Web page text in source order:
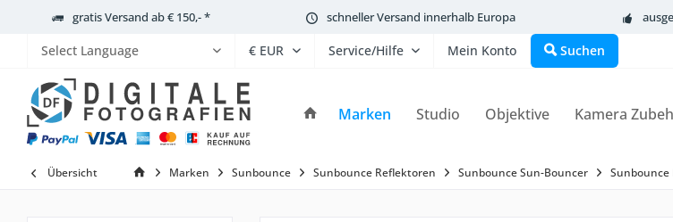
gratis Versand ab € 150,- * schneller Versand innerhalb Europa
Powered by
Service/Hilfe Mein Konto Suchen
Marken Studio Objektive Kamera
Übersicht Marken Sunbounce Sunbounce Reflektoren Sunbounce Sun-Bouncer Sunbounce